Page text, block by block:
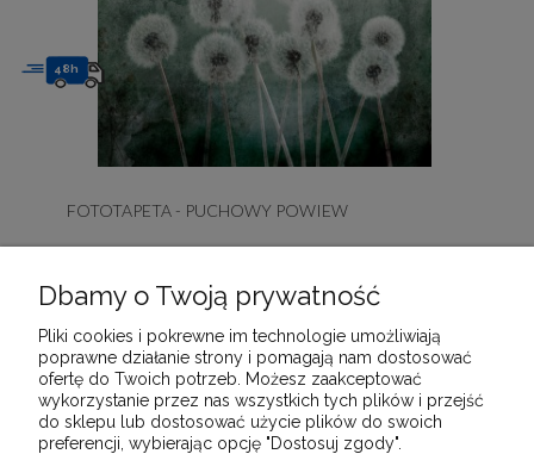
FOTOTAPETA - PUCHOWY POWIEW
77,39 zł
48h
Dbamy o Twoją prywatność
Pliki cookies i pokrewne im technologie umożliwiają
poprawne działanie strony i pomagają nam dostosować
ofertę do Twoich potrzeb. Możesz zaakceptować
wykorzystanie przez nas wszystkich tych plików i przejść
do sklepu lub dostosować użycie plików do swoich
preferencji, wybierając opcję "Dostosuj zgody".